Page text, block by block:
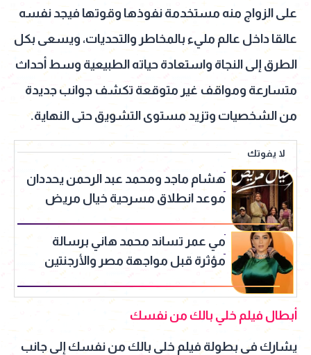
على الزواج منه مستخدمة نفوذها وقوتها فيجد نفسه
عالقا داخل عالم مليء بالمخاطر والتحديات، ويسعى بكل
الطرق إلى النجاة واستعادة حياته الطبيعية وسط أحداث
متسارعة ومواقف غير متوقعة تكشف جوانب جديدة
من الشخصيات وتزيد مستوى التشويق حتى النهاية.
لا يفوتك
هشام ماجد ومحمد عبد الرحمن يحددان
موعد انطلاق مسرحية خيال مريض
مي عمر تساند محمد هاني برسالة
مؤثرة قبل مواجهة مصر والأرجنتين
أبطال فيلم خلي بالك من نفسك
يشارك في بطولة فيلم خلي بالك من نفسك إلى جانب